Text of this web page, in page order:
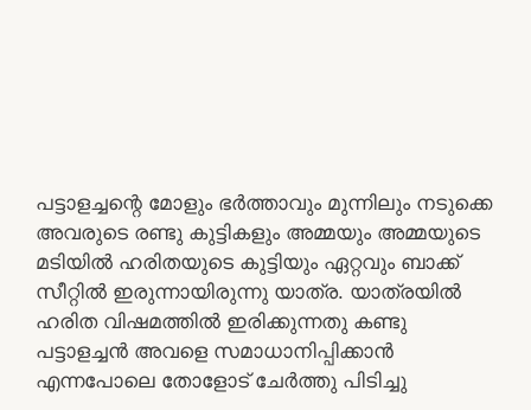
പട്ടാളച്ചന്റെ മോളും ഭർത്താവും മുന്നിലും നടുക്കെ
അവരുടെ രണ്ടു കുട്ടികളും അമ്മയും അമ്മയുടെ
മടിയിൽ ഹരിതയുടെ കുട്ടിയും ഏറ്റവും ബാക്ക്
സീറ്റിൽ ഇരുന്നായിരുന്നു യാത്ര. യാത്രയിൽ
ഹരിത വിഷമത്തിൽ ഇരിക്കുന്നതു കണ്ടു
പട്ടാളച്ചൻ അവളെ സമാധാനിപ്പിക്കാൻ
എന്നപോലെ തോളോട് ചേർത്തു പിടിച്ചു